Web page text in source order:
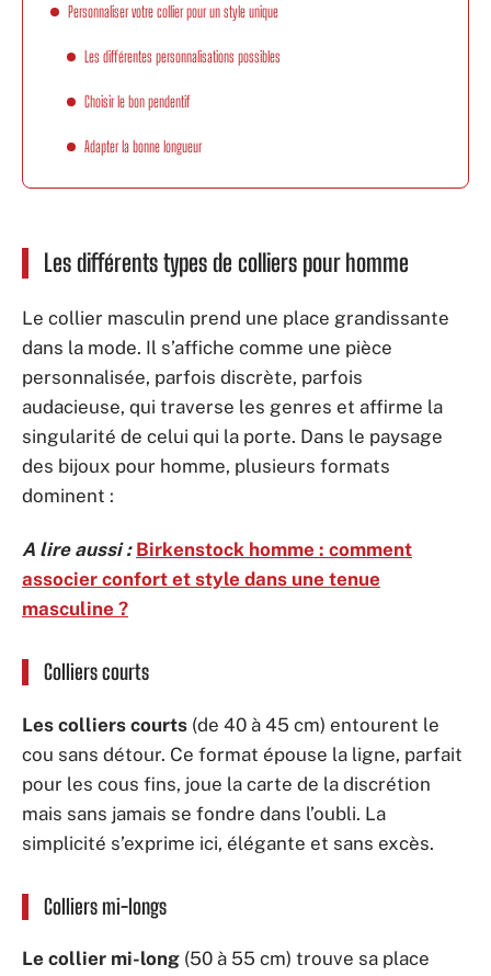
Personnaliser votre collier pour un style unique
Les différentes personnalisations possibles
Choisir le bon pendentif
Adapter la bonne longueur
Les différents types de colliers pour homme
Le collier masculin prend une place grandissante
dans la mode. Il s’affiche comme une pièce
personnalisée, parfois discrète, parfois
audacieuse, qui traverse les genres et affirme la
singularité de celui qui la porte. Dans le paysage
des bijoux pour homme, plusieurs formats
dominent :
A lire aussi : Birkenstock homme : comment
associer confort et style dans une tenue
masculine ?
Colliers courts
Les colliers courts (de 40 à 45 cm) entourent le
cou sans détour. Ce format épouse la ligne, parfait
pour les cous fins, joue la carte de la discrétion
mais sans jamais se fondre dans l’oubli. La
simplicité s’exprime ici, élégante et sans excès.
Colliers mi-longs
Le collier mi-long (50 à 55 cm) trouve sa place